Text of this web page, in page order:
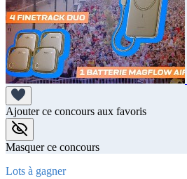
Ajouter ce concours aux favoris
Masquer ce concours
Lots à gagner